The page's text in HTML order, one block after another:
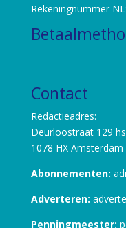
Rekeningnummer
Contact
Redactieadres:
Deurloostraat 129 hs
1078 HX Amsterdam
Abonnementen:
Adverteren:
Penningmeester: